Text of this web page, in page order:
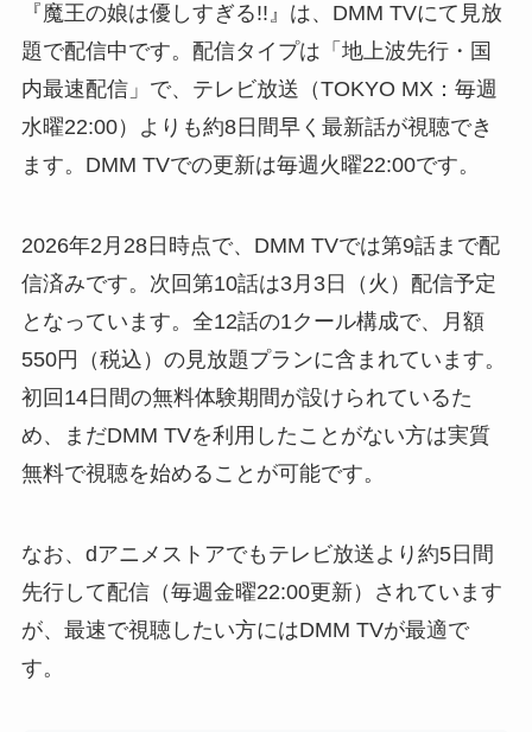
『魔王の娘は優しすぎる!!』は、DMM TVにて見放
題で配信中です。配信タイプは「地上波先行・国
内最速配信」で、テレビ放送（TOKYO MX：毎週
水曜22:00）よりも約8日間早く最新話が視聴でき
ます。DMM TVでの更新は毎週火曜22:00です。
2026年2月28日時点で、DMM TVでは第9話まで配
信済みです。次回第10話は3月3日（火）配信予定
となっています。全12話の1クール構成で、月額
550円（税込）の見放題プランに含まれています。
初回14日間の無料体験期間が設けられているた
め、まだDMM TVを利用したことがない方は実質
無料で視聴を始めることが可能です。
なお、dアニメストアでもテレビ放送より約5日間
先行して配信（毎週金曜22:00更新）されています
が、最速で視聴したい方にはDMM TVが最適で
す。